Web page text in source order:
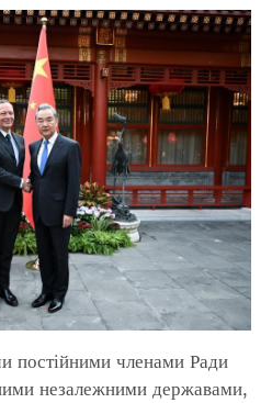
постійними членами Ради
незалежними державами,